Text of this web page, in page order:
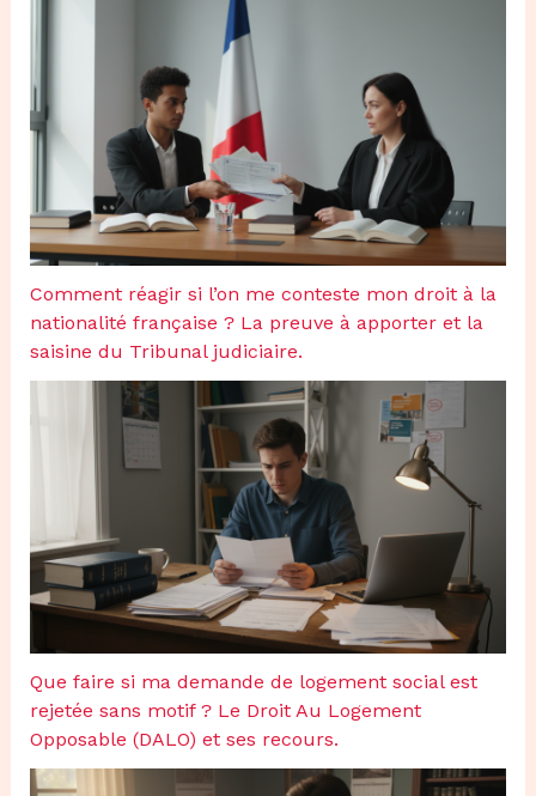
Comment réagir si l’on me conteste mon droit à la
nationalité française ? La preuve à apporter et la
saisine du Tribunal judiciaire.
Que faire si ma demande de logement social est
rejetée sans motif ? Le Droit Au Logement
Opposable (DALO) et ses recours.